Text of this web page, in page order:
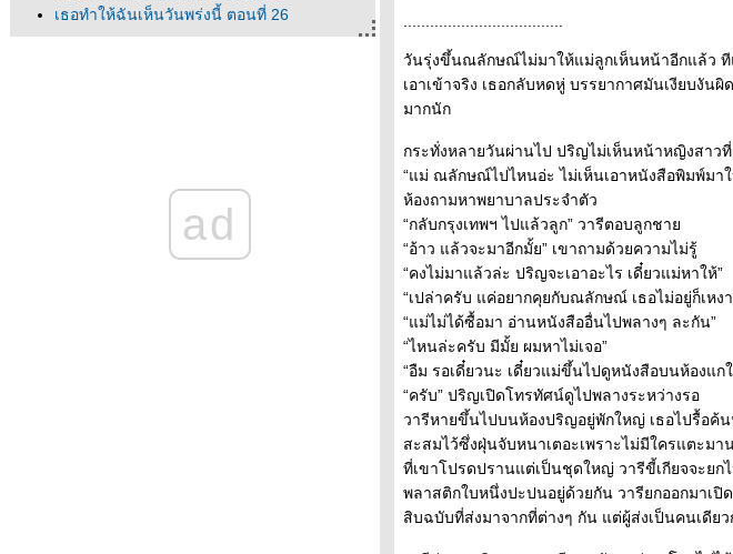
เธอทำให้ฉันเห็นวันพรุ่งนี้ ตอนที่ 26
เธอทำให้ฉันเห็นวันพรุ่งนี้ ตอนที่ 25
เธอทำให้ฉันเห็นวันพรุ่งนี้ ตอนที่ 19
เธอทำให้ฉันเห็นวันพรุ่งนี้ ตอนที่ 18
เธอทำให้ฉันเห็นวันพรุ่งนี้ ตอนที่ 17
เธอทำให้ฉันเห็นวันพรุ่งนี้ ตอนที่ 16
ad
วันรุ่งขึ้นณลักษณ์ไม่มาให้แม่ลูกเห็นหน้าอีกแล้ว
เอาเข้าจริง เธอกลับหดหู่ บรรยากาศมันเงียบงั
มากนัก
กระทั่งหลายวันผ่านไป ปริญไม่เห็นหน้าหญิงสาว
“แม่ ณลักษณ์ไปไหนอ่ะ ไม่เห็นเอาหนังสือพิมพ์มา
ห้องถามหาพยาบาลประจำตัว
“กลับกรุงเทพฯ ไปแล้วลูก” วารีตอบลูกชา
“อ้าว แล้วจะมาอีกมั้ย” เขาถามด้วยความไม่รู้
“คงไม่มาแล้วล่ะ ปริญจะเอาอะไร เดี๋ยวแม่หาให้”
“เปล่าครับ แค่อยากคุยกับณลักษณ์ เธอไม่อยู่ก็เห
“แม่ไม่ได้ซื้อมา อ่านหนังสืออื่นไปพลางๆ ละกัน”
“ไหนล่ะครับ มีมั้ย ผมหาไม่เจอ”
“อืม รอเดี๋ยวนะ เดี๋ยวแม่ขึ้นไปดูหนังสือบนห้องแก
“ครับ” ปริญเปิดโทรทัศน์ดูไปพลางระหว่างรอ
วารีหายขึ้นไปบนห้องปริญอยู่พักใหญ่ เธอไปรื้อค้น
สะสมไว้ซึ่งฝุ่นจับหนาเตอะเพราะไม่มีใครแตะม
ที่เขาโปรดปรานแต่เป็นชุดใหญ่ วารีขี้เกียจจะยก
พลาสติกใบหนึ่งปะปนอยู่ด้วยกัน วารียกออกมาเ
สิบฉบับที่ส่งมาจากที่ต่างๆ กัน แต่ผู้ส่งเป็นคนเดี